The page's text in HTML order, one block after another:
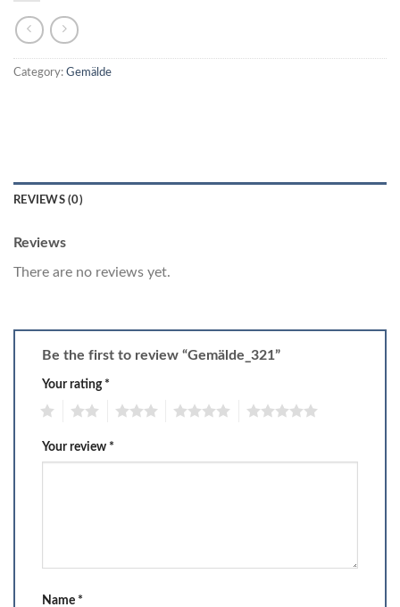
Category: Gemälde
REVIEWS (0)
Reviews
There are no reviews yet.
Be the first to review “Gemälde_321”
Your rating *
Your review *
Name *